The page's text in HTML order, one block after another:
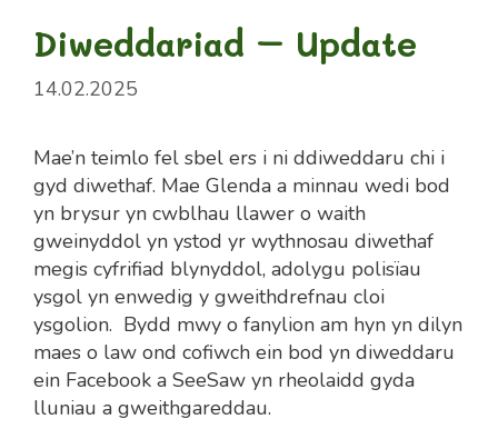
Diweddariad – Update
14.02.2025
Mae’n teimlo fel sbel ers i ni ddiweddaru chi i
gyd diwethaf. Mae Glenda a minnau wedi bod
yn brysur yn cwblhau llawer o waith
gweinyddol yn ystod yr wythnosau diwethaf
megis cyfrifiad blynyddol, adolygu polisïau
ysgol yn enwedig y gweithdrefnau cloi
ysgolion. Bydd mwy o fanylion am hyn yn dilyn
maes o law ond cofiwch ein bod yn diweddaru
ein Facebook a SeeSaw yn rheolaidd gyda
lluniau a gweithgareddau.